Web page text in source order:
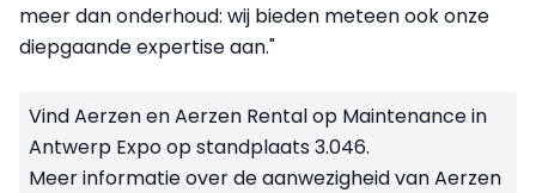
meer dan onderhoud: wij bieden meteen ook onze
diepgaande expertise aan."
Vind Aerzen en Aerzen Rental op Maintenance in
Antwerp Expo op standplaats 3.046.
Meer informatie over de aanwezigheid van Aerzen